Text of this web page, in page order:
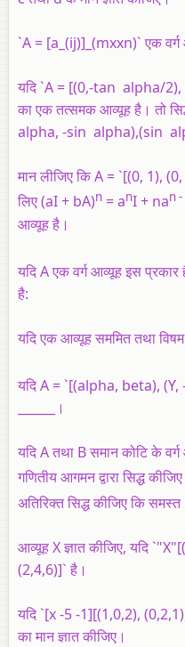
`A = [a_(ij)]_(mxxn)` एक वर्ग
यदि `A = [(0,-tan alpha/
का एक तत्समक आव्यूह है। तो
alpha, -sin alpha),(sin
मान लीजिए कि A = `[(0, 1),
लिए (aI + bA)n = anI + nan -
आव्यूह है।
यदि A एक वर्ग आव्यूह इस प्रकार
है:
यदि एक आव्यूह सममित तथा विषम
यदि A = `[(alpha, beta), (ϒ,
______।
यदि A तथा B समान कोटि के
गणितीय आगमन द्वारा सिद्ध
अतिरिक्त सिद्ध कीजिए कि
आव्यूह X ज्ञात कीजिए, यदि
(2,4,6)]` है।
यदि `[x -5 -1][(1,0,2),
का मान ज्ञात कीजिए।